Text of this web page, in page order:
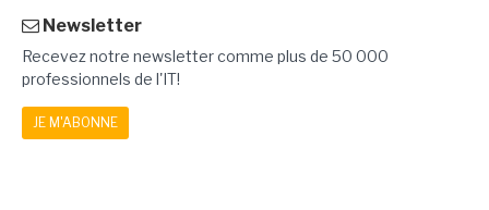
Newsletter
Recevez notre newsletter comme plus de 50 000
professionnels de l'IT!
JE M'ABONNE